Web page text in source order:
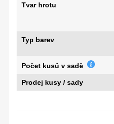
Tvar hrotu
Typ barev
Počet kusů v sadě
Prodej kusy / sady